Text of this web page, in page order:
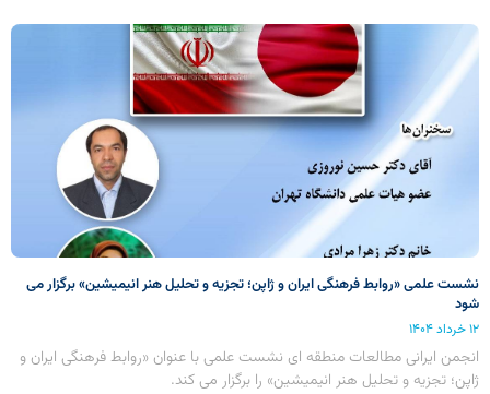
نشست علمی «روابط فرهنگی ایران و ژاپن؛ تجزیه و تحلیل هنر انیمیشین» برگزار می
شود
۱۲ خرداد ۱۴۰۴
انجمن ایرانی مطالعات منطقه ای نشست علمی با عنوان «روابط فرهنگی ایران و
ژاپن؛ تجزیه و تحلیل هنر انیمیشین» را برگزار می کند.